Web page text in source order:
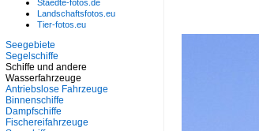
Staedte-fotos.de
Landschaftsfotos.eu
Tier-fotos.eu
Seegebiete
Segelschiffe
Schiffe und andere
Wasserfahrzeuge
Antriebslose Fahrzeuge
Binnenschiffe
Dampfschiffe
Fischereifahrzeuge